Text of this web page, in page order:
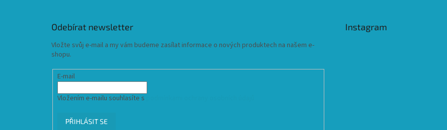
Odebírat newsletter
Vložte svůj e-mail a my vám budeme zasílat informace o nových produktech na našem e-
shopu.
E-mail
Vložením e-mailu souhlasíte s
PŘIHLÁSIT SE
Instagram